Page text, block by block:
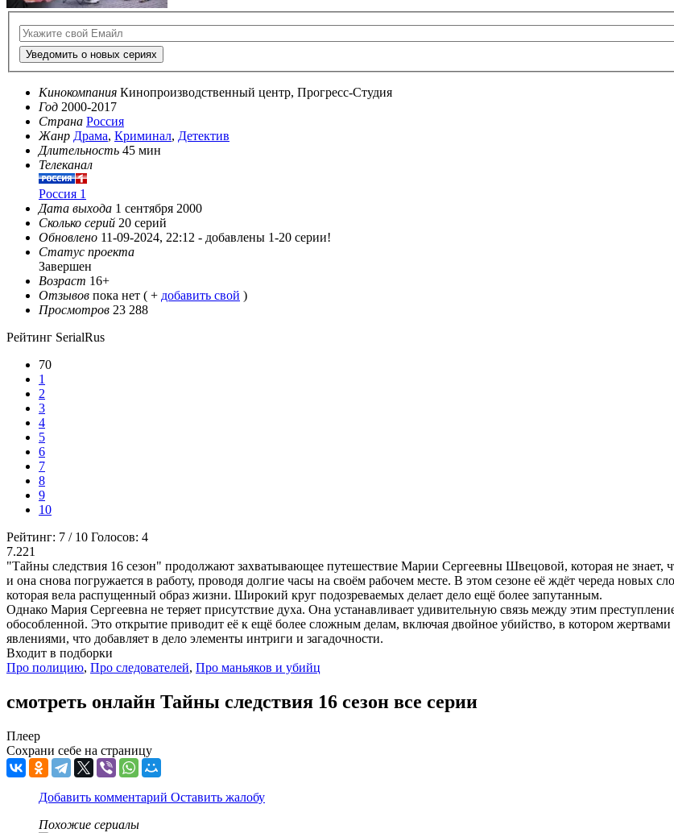
Уведомить о новых сериях
Кинокомпания Кинопроизводственный центр, Прогресс-Студия
Год 2000-2017
Страна Россия
Жанр Драма, Криминал, Детектив
Длительность 45 мин
Телеканал
Россия 1
Дата выхода 1 сентября 2000
Сколько серий 20 серий
Обновлено 11-09-2024, 22:12 - добавлены 1-20 серии!
Статус проекта
Завершен
Возраст 16+
Отзывов пока нет ( + добавить свой )
Просмотров 23 288
Рейтинг SerialRus
70
1
2
3
4
5
6
7
8
9
10
Рейтинг: 7 / 10 Голосов: 4
7.221
"Тайны следствия 16 сезон" продолжают захватывающее путешествие Марии Сергеевны Швецовой, которая не знает,
и она снова погружается в работу, проводя долгие часы на своём рабочем месте. В этом сезоне её ждёт череда
которая вела распущенный образ жизни. Широкий круг подозреваемых делает дело ещё более запутанным.
Однако Мария Сергеевна не теряет присутствие духа. Она устанавливает удивительную связь между этим
обособленной. Это открытие приводит её к ещё более сложным делам, включая двойное убийство, в котором
явлениями, что добавляет в дело элементы интриги и загадочности.
Входит в подборки
Про полицию, Про следователей, Про маньяков и убийц
смотреть онлайн Тайны следствия 16 сезон все серии
Плеер
Сохрани себе на страницу
Добавить комментарий Оставить жалобу
Похожие сериалы